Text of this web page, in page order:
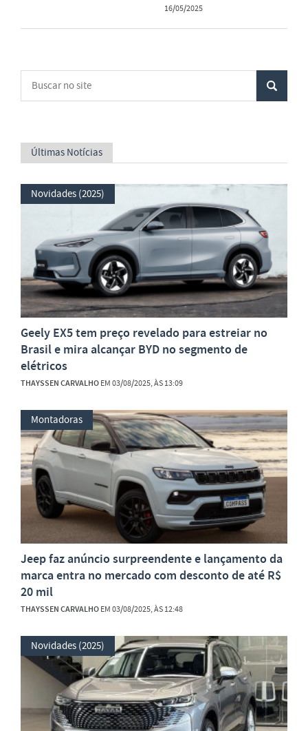
16/05/2025
Últimas Notícias
Novidades (2025)
Geely EX5 tem preço revelado para estreiar no
Brasil e mira alcançar BYD no segmento de
elétricos
THAYSSEN CARVALHOEM 03/08/2025, ÀS 13:09
Montadoras
Jeep faz anúncio surpreendente e lançamento da
marca entra no mercado com desconto de até R$
20 mil
THAYSSEN CARVALHOEM 03/08/2025, ÀS 12:48
Novidades (2025)